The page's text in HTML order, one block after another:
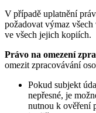
V případě uplatnění
požadovat výmaz
ve všech jejich kopiích.
Právo na omezení
omezit zpracovávání
Pokud subjekt
nepřesné, je
nutnou k ověření